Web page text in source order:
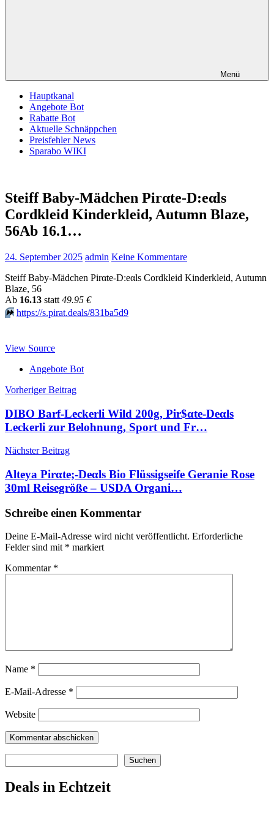
Menü
Hauptkanal
Angebote Bot
Rabatte Bot
Aktuelle Schnäppchen
Preisfehler News
Sparabo WIKI
Steiff Baby-Mädchen Pirαtе-D:еαls
Cordkleid Kinderkleid, Autumn Blaze,
56Аb 16.1…
24. September 2025 admin Keine Kommentare
Steiff Baby-Mädchen Pirαtе-D:еαls Cordkleid Kinderkleid, Autumn
Blaze, 56
Аb 16.13 statt 49.95 €
⏩️ https://s.pirat.deals/831ba5d9
View Source
Angebote Bot
Beitragsnavigation
Vorheriger Beitrag
DIBO Barf-Leckerli Wild 200g, Pir$αtе-Dеαls
Leckerli zur Belohnung, Sport und Fr…
Nächster Beitrag
Alteya Pirαtе;-Dеαls Bio Flüssigseife Geranie Rose
30ml Reisegröße – USDA Organi…
Schreibe einen Kommentar
Deine E-Mail-Adresse wird nicht veröffentlicht. Erforderliche
Felder sind mit * markiert
Kommentar *
Name *
E-Mail-Adresse *
Website
Suchen
Deals in Echtzeit